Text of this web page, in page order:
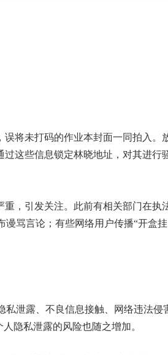
将未打码的作业本封面一同拍入。
这些信息锁定林晓地址，对其进行
，引发关注。此前有相关部门在执
谩骂言论；有些网络用户传播“开盒挂
泄露、不良信息接触、网络违法侵
隐私泄露的风险也随之增加。